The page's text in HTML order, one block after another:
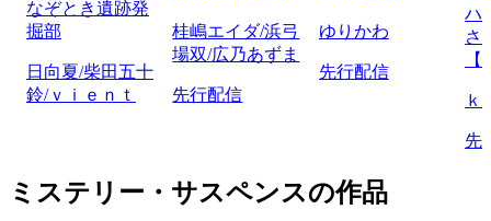
なぞとき遺跡発
掘部
日向夏/柴田五十
鈴/ｖｉｅｎｔ
桂嶋エイダ/浜弓
場双/広乃あずま
先行配信
ゆりかわ
先行配信
ハ
さ
ｋ
先
ミステリー・サスペンスの作品